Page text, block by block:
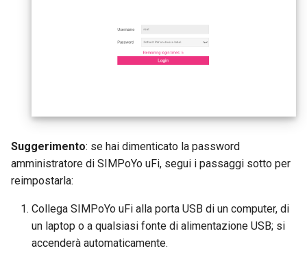
Suggerimento: se hai dimenticato la password
amministratore di SIMPoYo uFi, segui i passaggi sotto per
reimpostarla:
Collega SIMPoYo uFi alla porta USB di un computer, di
un laptop o a qualsiasi fonte di alimentazione USB; si
accenderà automaticamente.